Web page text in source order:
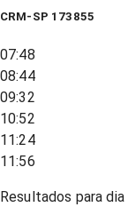
CRM-SP 173855
07:48
08:44
09:32
10:52
11:24
11:56
Resultados para dia